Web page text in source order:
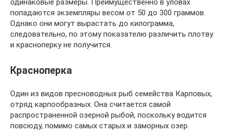
одинаковые размеры. Преимущественно в уловах
попадаются экземпляры весом от 50 до 300 граммов.
Однако они могут вырастать до килограмма,
следовательно, по этому показателю различить плотву
и красноперку не получится.
Красноперка
Один из видов пресноводных рыб семейства Карповых,
отряд карпообразных. Она считается самой
распространенной озерной рыбой, поскольку водится
повсюду, помимо самых старых и заморных озер.